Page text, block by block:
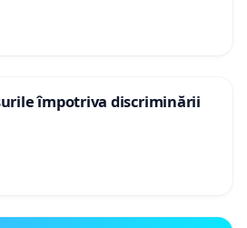
împotriva discriminării